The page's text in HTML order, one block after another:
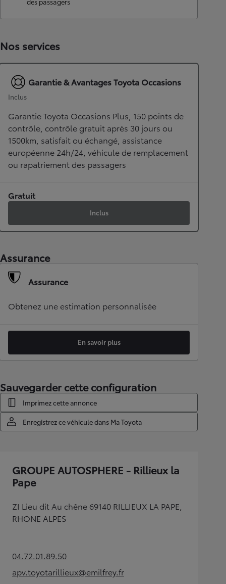
Nos services
Garantie & Avantages Toyota Occasions
Inclus
Garantie Toyota Occasions Plus, 150 points de
contrôle, contrôle gratuit après 30 jours ou
1500km, satisfait ou échangé, assistance
européenne 24h/24, véhicule de remplacement
ou rapatriement des passagers
Gratuit
Inclus
Assurance
Assurance
Obtenez une estimation personnalisée
En savoir plus
Sauvegarder cette configuration
Imprimez cette annonce
Enregistrez ce véhicule dans Ma Toyota
GROUPE AUTOSPHERE - Rillieux la
Pape
ZI Lieu dit Au chêne 69140 RILLIEUX LA PAPE,
RHONE ALPES
04.72.01.89.50(Opens in new tab)
apv.toyotarillieux@emilfrey.fr
(Opens in new tab)